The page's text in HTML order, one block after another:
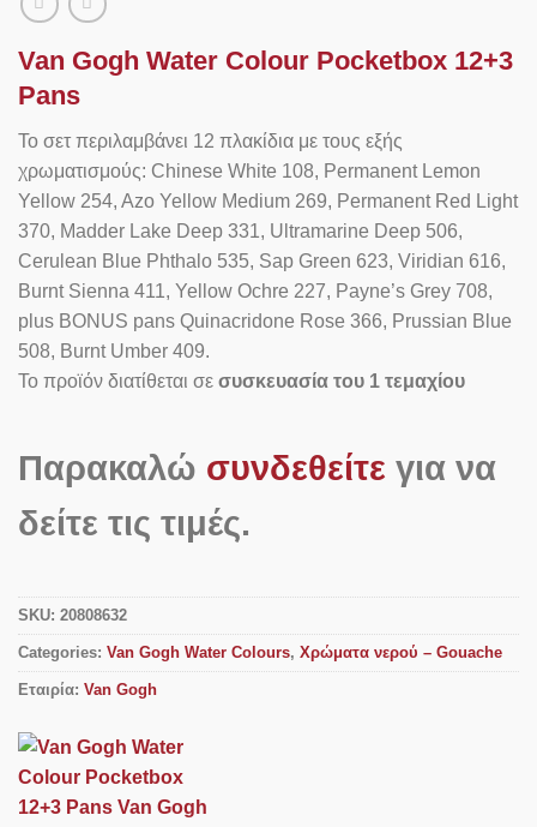
Van Gogh Water Colour Pocketbox 12+3
Pans
Το σετ περιλαμβάνει 12 πλακίδια με τους εξής
χρωματισμούς: Chinese White 108, Permanent Lemon
Yellow 254, Azo Yellow Medium 269, Permanent Red Light
370, Madder Lake Deep 331, Ultramarine Deep 506,
Cerulean Blue Phthalo 535, Sap Green 623, Viridian 616,
Burnt Sienna 411, Yellow Ochre 227, Payne’s Grey 708,
plus BONUS pans Quinacridone Rose 366, Prussian Blue
508, Burnt Umber 409.
Το προϊόν διατίθεται σε συσκευασία του 1 τεμαχίου
Παρακαλώ συνδεθείτε για να
δείτε τις τιμές.
SKU: 20808632
Categories: Van Gogh Water Colours, Χρώματα νερού – Gouache
Εταιρία: Van Gogh